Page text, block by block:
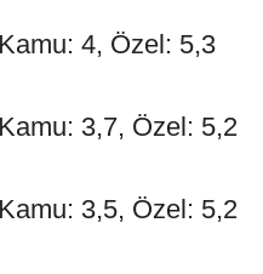
Kamu: 4, Özel: 5,3
Kamu: 3,7, Özel: 5,2
Kamu: 3,5, Özel: 5,2